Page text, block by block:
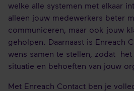
welke alle systemen met elkaar
alleen jouw medewerkers beter
communiceren, maar ook jouw
geholpen. Daarnaast is Enreach
wens samen te stellen, zodat
situatie en behoeften van jouw
Met Enreach Contact ben je